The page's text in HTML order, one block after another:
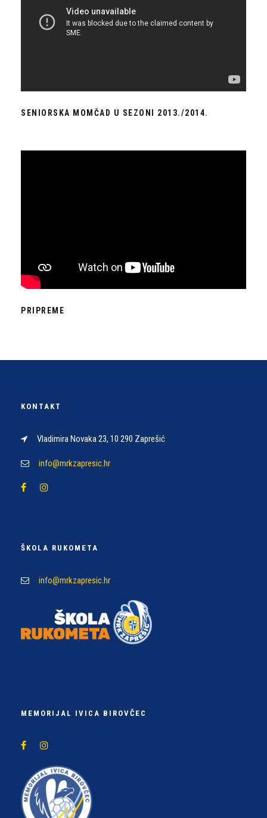
SENIORSKA MOMČAD U SEZONI 2013./2014.
PRIPREME
KONTAKT
Vladimira Novaka 23, 10 290 Zaprešić
info@mrkzapresic.hr
ŠKOLA RUKOMETA
info@mrkzapresic.hr
MEMORIJAL IVICA BIROVČEC